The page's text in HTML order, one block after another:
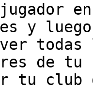
y
de
tu club